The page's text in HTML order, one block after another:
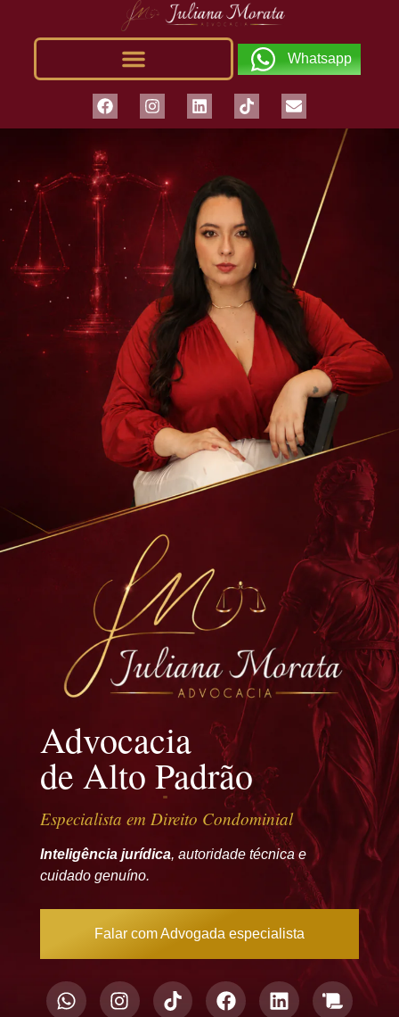
Whatsapp
Advocacia
de Alto Padrão
Especialista em Direito Condominial
Inteligência jurídica, autoridade técnica e
cuidado genuíno.
Falar com Advogada especialista